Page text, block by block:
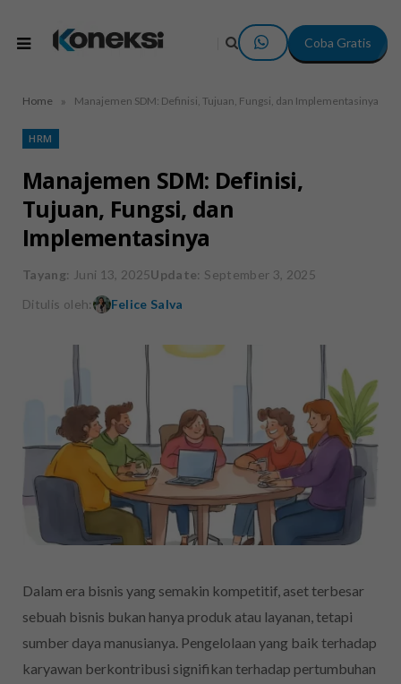
Coba Gratis
Home » Manajemen SDM: Definisi, Tujuan, Fungsi, dan Implementasinya
HRM
Manajemen SDM: Definisi,
Tujuan, Fungsi, dan
Implementasinya
Tayang: Juni 13, 2025Update: September 3, 2025
Ditulis oleh:
Felice Salva
Dalam era bisnis yang semakin kompetitif, aset terbesar
sebuah bisnis bukan hanya produk atau layanan, tetapi
sumber daya manusianya. Pengelolaan yang baik terhadap
karyawan berkontribusi signifikan terhadap pertumbuhan